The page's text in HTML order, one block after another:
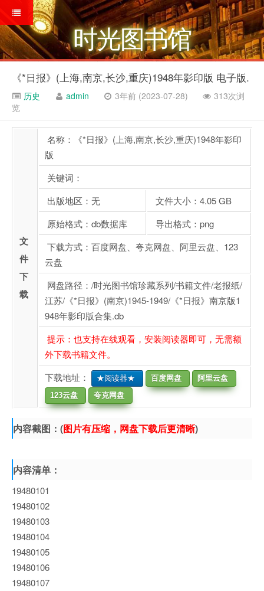
时光图书馆
《*日报》(上海,南京,长沙,重庆)1948年影印版 电子版.
历史 admin 3年前 (2023-07-28)
313次浏
览
文
件
下
载
名称：《*日报》(上海,南京,长沙,重庆)1948年影印
版
关键词：
出版地区：无
文件大小：4.05 GB
原始格式：db数据库
导出格式：png
下载方式：百度网盘、夸克网盘、阿里云盘、123
云盘
网盘路径：/时光图书馆珍藏系列/书籍文件/老报纸/
江苏/《*日报》(南京)1945-1949/《*日报》南京版1
948年影印版合集.db
提示：也支持在线观看，安装阅读器即可，无需额
外下载书籍文件。
下载地址：
★阅读器★ 百度网盘
阿里云盘
123云盘
夸克网盘
内容截图：(图片有压缩，网盘下载后更清晰)
内容清单：
19480101
19480102
19480103
19480104
19480105
19480106
19480107